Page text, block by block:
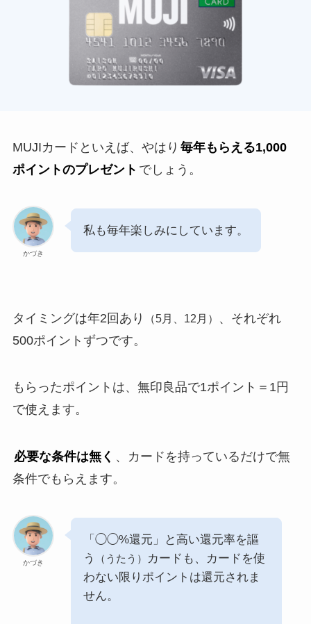
MUJIカードといえば、やはり 毎年もらえる1,000
ポイントのプレゼント でしょう。
かづき
私も毎年楽しみにしています。
タイミングは年2回あり （5月、12月）
、それぞれ
500ポイントずつです。
もらったポイントは、無印良品で1ポイント＝1円
で使えます。
必要な条件は無く 、カードを持っているだけで無
条件でもらえます。
かづき
「◯◯%還元」と高い還元率を謳
う
（うたう）
カードも、カードを使
わない限りポイントは還元されま
せん。